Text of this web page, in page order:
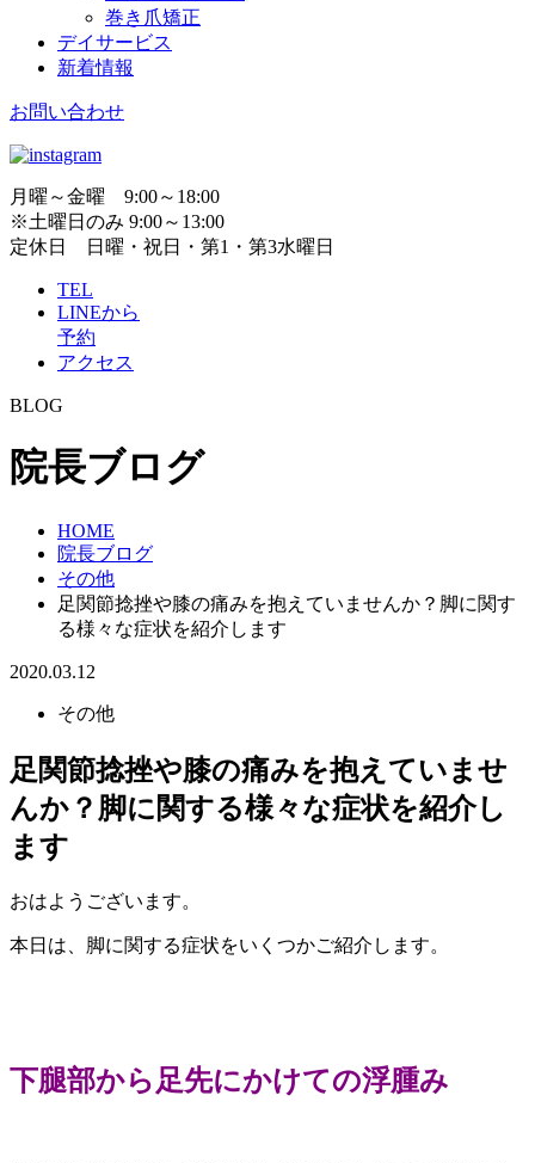
巻き爪矯正
デイサービス
新着情報
お問い合わせ
月曜～金曜 9:00～18:00
※土曜日のみ 9:00～13:00
定休日 日曜・祝日・第1・第3水曜日
TEL
LINEから
予約
アクセス
BLOG
院長ブログ
HOME
院長ブログ
その他
足関節捻挫や膝の痛みを抱えていませんか？脚に関す
る様々な症状を紹介します
2020.03.12
その他
足関節捻挫や膝の痛みを抱えていませ
んか？脚に関する様々な症状を紹介し
ます
おはようございます。
本日は、脚に関する症状をいくつかご紹介します。
下腿部から足先にかけての浮腫み